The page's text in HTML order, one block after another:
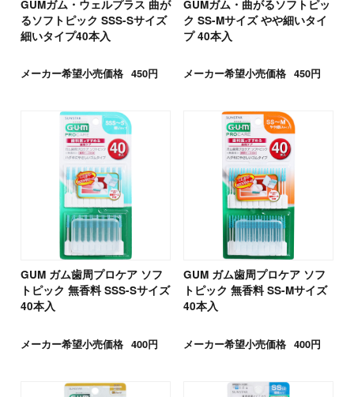
GUMガム・ウェルプラス 曲が
るソフトピック SSS-Sサイズ
細いタイプ40本入
メーカー希望小売価格 450円
GUMガム・曲がるソフトピッ
ク SS-Mサイズ やや細いタイ
プ 40本入
メーカー希望小売価格 450円
GUM ガム歯周プロケア ソフ
トピック 無香料 SSS-Sサイズ
40本入
メーカー希望小売価格 400円
GUM ガム歯周プロケア ソフ
トピック 無香料 SS-Mサイズ
40本入
メーカー希望小売価格 400円